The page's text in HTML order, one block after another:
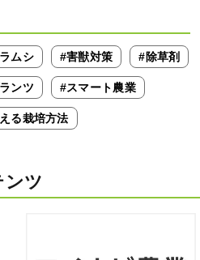
ムシ #害獣対策 #除草剤
ンツ #スマート農業
る栽培方法
ンツ